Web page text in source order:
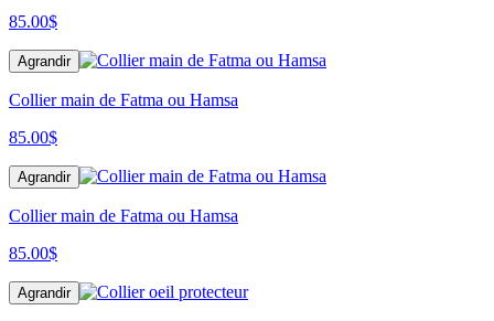
85.00$
Agrandir
Collier main de Fatma ou Hamsa
85.00$
Agrandir
Collier main de Fatma ou Hamsa
85.00$
Agrandir